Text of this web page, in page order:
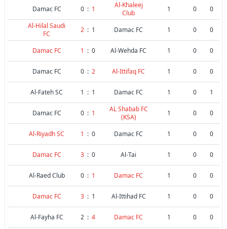
Damac FC 0 : 1
Al-Khaleej
Club
1 0
0
Al-Hilal Saudi
FC
2 : 1 Damac FC 1 0 0
Damac FC 1 : 0 Al-Wehda FC 1 0 0
Damac FC 0 : 2 Al-Ittifaq FC 1 0 0
Al-Fateh SC 1 : 1 Damac FC 1 0 1
Damac FC 0 : 1
AL Shabab FC
(KSA)
1 0 0
Al-Riyadh SC 1 : 0 Damac FC 1 0 0
Damac FC 3 : 0 Al-Tai 1 0 0
Al-Raed Club 0 : 1 Damac FC 1 0 0
Damac FC 3 : 1 Al-Ittihad FC 1 0 0
Al-Fayha FC 2 : 4 Damac FC 1 0 0